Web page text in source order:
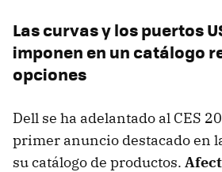
Las curvas y los puertos
imponen en un catálogo
opciones
Dell se ha adelantado al CES
primer anuncio destacado en
su catálogo de productos.